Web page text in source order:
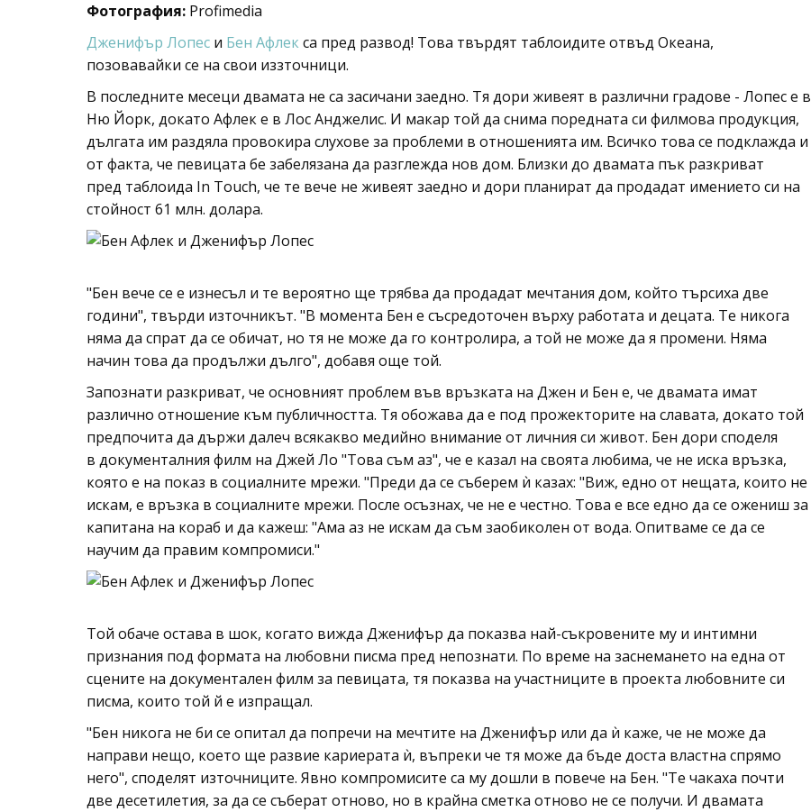
Фотография: Profimedia
Дженифър Лопес и Бен Афлек са пред развод! Това твърдят таблоидите отвъд Океана,
позовавайки се на свои иззточници.
В последните месеци двамата не са засичани заедно. Тя дори живеят в различни градове - Лопес е в
Ню Йорк, докато Афлек е в Лос Анджелис. И макар той да снима поредната си филмова продукция,
дългата им раздяла провокира слухове за проблеми в отношенията им. Всичко това се подклажда и
от факта, че певицата бе забелязана да разглежда нов дом. Близки до двамата пък разкриват
пред таблоида In Touch, че те вече не живеят заедно и дори планират да продадат имението си на
стойност 61 млн. долара.
"Бен вече се е изнесъл и те вероятно ще трябва да продадат мечтания дом, който търсиха две
години", твърди източникът. "В момента Бен е съсредоточен върху работата и децата. Те никога
няма да спрат да се обичат, но тя не може да го контролира, а той не може да я промени. Няма
начин това да продължи дълго", добавя още той.
Запознати разкриват, че основният проблем във връзката на Джен и Бен е, че двамата имат
различно отношение към публичността. Тя обожава да е под прожекторите на славата, докато той
предпочита да държи далеч всякакво медийно внимание от личния си живот. Бен дори споделя
в документалния филм на Джей Ло "Това съм аз", че е казал на своята любима, че не иска връзка,
която е на показ в социалните мрежи. "Преди да се съберем ѝ казах: "Виж, едно от нещата, които не
искам, е връзка в социалните мрежи. После осъзнах, че не е честно. Това е все едно да се ожениш за
капитана на кораб и да кажеш: "Ама аз не искам да съм заобиколен от вода. Опитваме се да се
научим да правим компромиси."
Той обаче остава в шок, когато вижда Дженифър да показва най-съкровените му и интимни
признания под формата на любовни писма пред непознати. По време на заснемането на една от
сцените на документален филм за певицата, тя показва на участниците в проекта любовните си
писма, които той й е изпращал.
"Бен никога не би се опитал да попречи на мечтите на Дженифър или да ѝ каже, че не може да
направи нещо, което ще развие кариерата ѝ, въпреки че тя може да бъде доста властна спрямо
него", споделят източниците. Явно компромисите са му дошли в повече на Бен. "Те чакаха почти
две десетилетия, за да се съберат отново, но в крайна сметка отново не се получи. И двамата